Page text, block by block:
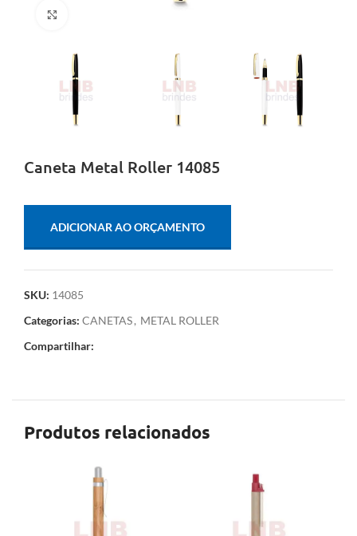
Caneta Metal Roller 14085
ADICIONAR AO ORÇAMENTO
SKU: 14085
Categorias: CANETAS, METAL ROLLER
Compartilhar:
Produtos relacionados